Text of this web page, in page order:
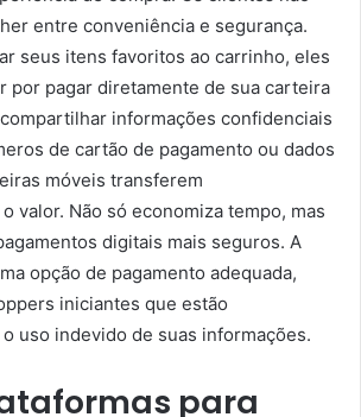
entre conveniência e segurança.
seus itens favoritos ao carrinho, eles
por pagar diretamente de sua carteira
informações confidenciais
de cartão de pagamento ou dados
móveis transferem
valor. Não só economiza tempo, mas
digitais mais seguros. A
opção de pagamento adequada,
iniciantes que estão
uso indevido de suas informações.
para